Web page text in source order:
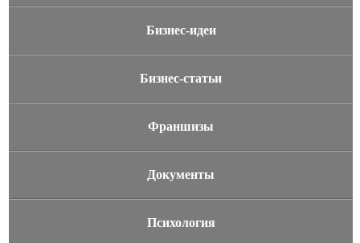
Бизнес-идеи
Бизнес-статьи
Франшизы
Документы
Психология